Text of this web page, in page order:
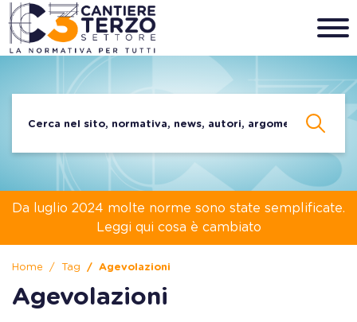
Da luglio 2024 molte norme sono state semplificate.
Leggi qui cosa è cambiato
Home Tag Agevolazioni
Agevolazioni